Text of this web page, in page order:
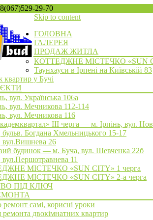
29-70
Skip to content
ГОЛОВНА
ГАЛЕРЕЯ
ПРОДАЖ ЖИТЛА
КОТТЕДЖНЕ МІСТЕЧКО «SUN
Таунхауси в Ірпені на Київській 83
у Бучі
вул. Українська 106а
вул. Мечникова 112-114
вул. Мечникова 116
III черга — м. Ірпінь, вул.
Богдана Хмельницького 15-17
вул.Вишнева 26
будинок — м. Буча, вул. Шевченка 22б
11
МІСТЕЧКО «SUN CITY» 1 черга
МІСТЕЧКО «SUN CITY» 2-а черга
ПІД КЛЮЧ
самі, корисні уроки
ремонта двокімнатних квартир